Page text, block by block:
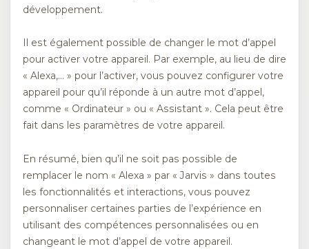
développement.
Il est également possible de changer le mot d’appel
pour activer votre appareil. Par exemple, au lieu de dire
« Alexa,… » pour l’activer, vous pouvez configurer votre
appareil pour qu’il réponde à un autre mot d’appel,
comme « Ordinateur » ou « Assistant ». Cela peut être
fait dans les paramètres de votre appareil.
En résumé, bien qu’il ne soit pas possible de
remplacer le nom « Alexa » par « Jarvis » dans toutes
les fonctionnalités et interactions, vous pouvez
personnaliser certaines parties de l’expérience en
utilisant des compétences personnalisées ou en
changeant le mot d’appel de votre appareil.